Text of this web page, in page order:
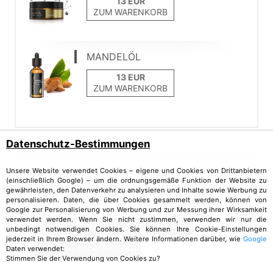
ZUM WARENKORB
MANDELÖL
ZUM WARENKORB
Tags
Mandelöl Süßmandelöl Pflanzenöl
Haare mit hoher Porosität
Datenschutz-Bestimmungen
Unsere Website verwendet Cookies – eigene und Cookies von Drittanbietern
(einschließlich Google) – um die ordnungsgemäße Funktion der Website zu
gewährleisten, den Datenverkehr zu analysieren und Inhalte sowie Werbung zu
personalisieren. Daten, die über Cookies gesammelt werden, können von
Google zur Personalisierung von Werbung und zur Messung ihrer Wirksamkeit
verwendet werden. Wenn Sie nicht zustimmen, verwenden wir nur die
unbedingt notwendigen Cookies. Sie können Ihre Cookie-Einstellungen
jederzeit in Ihrem Browser ändern. Weitere Informationen darüber, wie Google
Daten verwendet:
Stimmen Sie der Verwendung von Cookies zu?